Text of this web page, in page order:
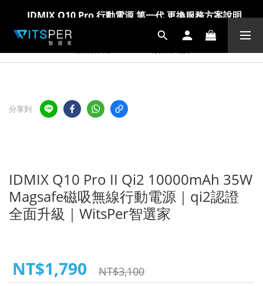
IDMIX Q10 Pro 行動電源 第一代 更換服務方案說明
爸氣科技禮物節!精選科技好物5折起 >> 馬上選購
IDMIX Q10 Pro 行動電源 第一代 更換服務方案說明
爸氣科技禮物節!精選科技好物5折起 >> 馬上選購
分享到
IDMIX Q10 Pro II Qi2 10000mAh 35W
Magsafe磁吸無線行動電源｜qi2認證
全面升級｜WitsPer智選家
NT$3,100
NT$1,790